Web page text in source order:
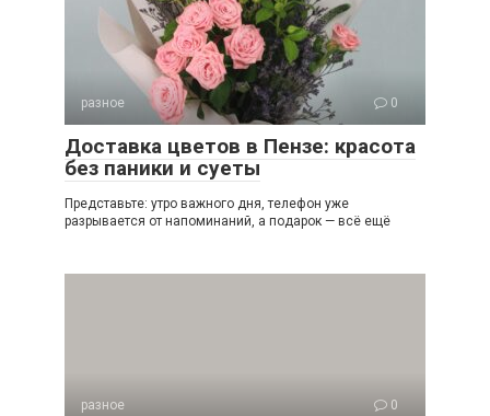
разное 0
Доставка цветов в Пензе: красота
без паники и суеты
Представьте: утро важного дня, телефон уже
разрывается от напоминаний, а подарок — всё ещё
разное 0